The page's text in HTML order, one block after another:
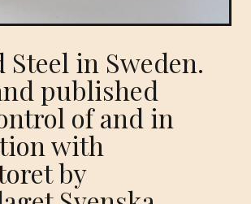
Steel in Sweden.
published
of and in
with
by